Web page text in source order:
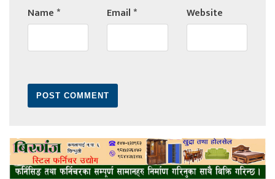
Name* Email* Website